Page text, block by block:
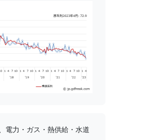
電力・ガス・熱供給・水道